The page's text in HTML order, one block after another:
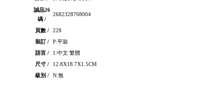
誠品26
碼 /
2682328708004
頁數 /
228
裝訂 /
P:平裝
語言 /
1:中文 繁體
尺寸 /
12.8X18.7X1.5CM
級別 /
N:無